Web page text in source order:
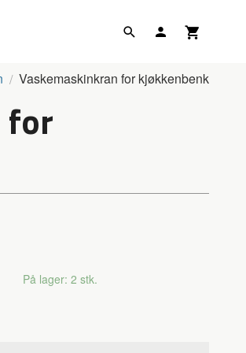
Vaskemaskinkran for kjøkkenbenk
for
På lager: 2 stk.